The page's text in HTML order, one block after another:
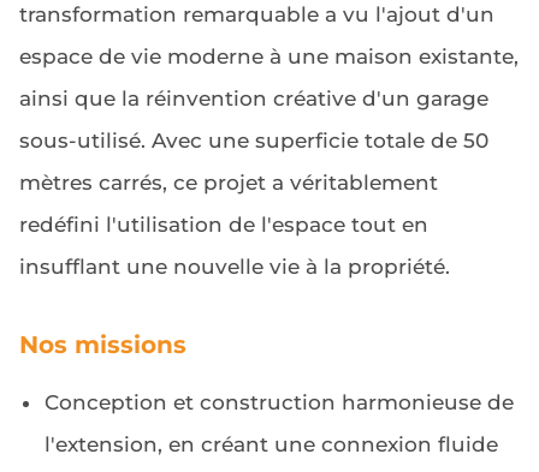
transformation remarquable a vu l'ajout d'un
espace de vie moderne à une maison existante,
ainsi que la réinvention créative d'un garage
sous-utilisé. Avec une superficie totale de 50
mètres carrés, ce projet a véritablement
redéfini l'utilisation de l'espace tout en
insufflant une nouvelle vie à la propriété.
Nos missions
Conception et construction harmonieuse de
l'extension, en créant une connexion fluide